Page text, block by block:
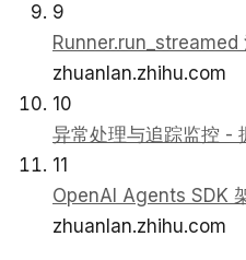
9
Runner.run_streamed
zhuanlan.zhihu.com
10
异常处理与追踪监控 -
11
OpenAI Agents SDK
zhuanlan.zhihu.com